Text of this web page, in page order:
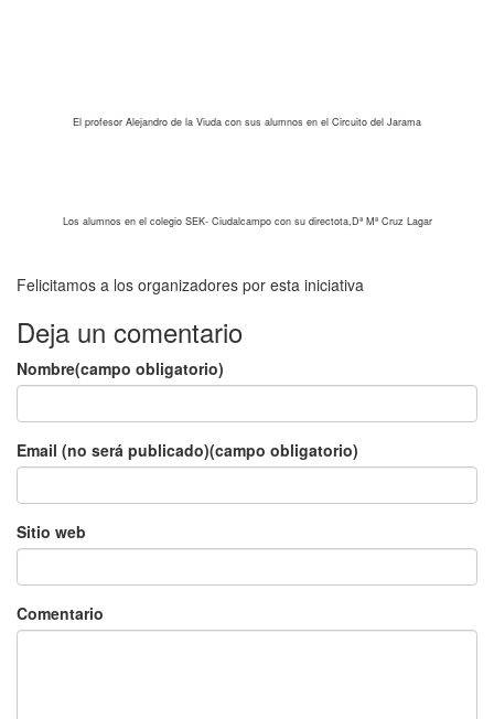
El profesor Alejandro de la Viuda con sus alumnos en el Circuito del Jarama
Los alumnos en el colegio SEK- Ciudalcampo con su directota,Dª Mª Cruz Lagar
Felicitamos a los organizadores por esta iniciativa
Deja un comentario
Nombre(campo obligatorio)
Email (no será publicado)(campo obligatorio)
Sitio web
Comentario